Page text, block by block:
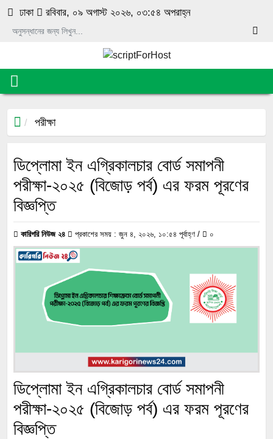
ঢাকা রবিবার, ০৯ অগাস্ট ২০২৬, ০৩:৫৪ অপরাহ্ন
পরীক্ষা
ডিপ্লোমা ইন এগ্রিকালচার বোর্ড সমাপনী
পরীক্ষা-২০২৫ (বিজোড় পর্ব) এর ফরম পূরণের
বিজ্ঞপ্তি
কারিগরি নিউজ ২৪ প্রকাশের সময় : জুন ৪, ২০২৬, ১০:৫৪ পূর্বাহ্ণ / ০
ডিপ্লোমা ইন এগ্রিকালচার বোর্ড সমাপনী
পরীক্ষা-২০২৫ (বিজোড় পর্ব) এর ফরম পূরণের
বিজ্ঞপ্তি